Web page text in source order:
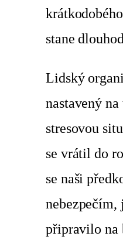
stane
Lidský
nastavený
stresovou
se vrátil do
se naši
nebezpečím,
připravilo na